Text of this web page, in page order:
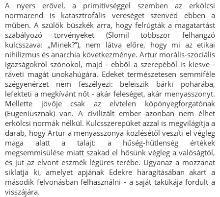
A nyers erővel, a primitívséggel szemben az erkölcsi
normarend is katasztrofális vereséget szenved ebben a
műben. A szülők büszkék arra, hogy felrúgták a magatartást
szabályozó törvényeket (Slomil többször felhangzó
kulcsszava: „Minek?”), nem látva előre, hogy mi az etikai
nihilizmus és anarchia következménye. Artur morális-szociális
igazságokról szónokol, majd - ebből a szerepéből is kiesve -
ráveti magát unokahúgára. Edeket természetesen semmiféle
szégyenérzet nem feszélyezi: beleiszik bárki poharába,
lefekteti a megkívánt nőt - akár feleséget, akár menyasszonyt.
Mellette jövője csak az elvtelen köpönyegforgatónak
(Eugeniusznak) van. A civilizált ember azonban nem élhet
erkölcsi normák nélkül. Kulcsszerepüket azzal is megvilágítja a
darab, hogy Artur a menyasszonya közlésétől veszíti el végleg
maga alatt a talajt: a hűség-hűtlenség értékek
megsemmisülése miatt szakad el hősünk végleg a valóságtól,
és jut az elvont eszmék légüres terébe. Ugyanaz a mozzanat
siklatja ki, amelyet apjának Edekre haragításában akart a
második felvonásban felhasználni - a saját taktikája fordult a
visszájára.